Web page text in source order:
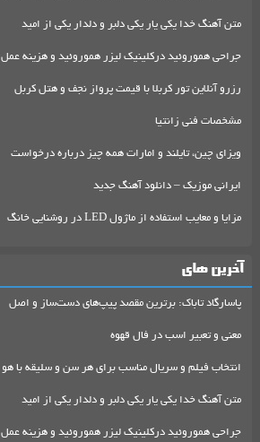
متن آهنگ خدا یکی یار یکی دلبر و دلدار یکی از امید
جراحی هموروئید درکلینیک لیزر هموروئید و هزینه عمل
رزرو آنلاین تور کربلا با قیمت پرواز نجف و هتل کربل
مشخصات فنی زانتیا
ویزای چین، تایلند و امارات همه چیز درباره درخواست
ایرانی موزیک – دانلود آهنگ جدید
مزایا و معایب استفاده از ماژول LED در روشنایی خانگ
آخرین های
پاسارگاد تاباک: برترین مقصد پیپ‌های دست‌ساز و اصل
معنی و تعبیر اسب در فال قهوه
انتخاب فیلم و سریال مناسب برای هر سن و سلیقه با هو
متن آهنگ خدا یکی یار یکی دلبر و دلدار یکی از امید
جراحی هموروئید درکلینیک لیزر هموروئید و هزینه عمل